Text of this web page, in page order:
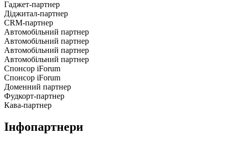
Гаджет-партнер
Діджитал-партнер
CRM-партнер
Автомобільний партнер
Автомобільний партнер
Автомобільний партнер
Автомобільний партнер
Спонсор iForum
Спонсор iForum
Доменний партнер
Фудкорт-партнер
Кава-партнер
Інфопартнери